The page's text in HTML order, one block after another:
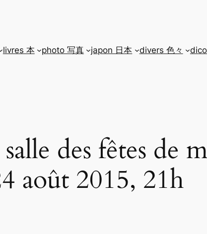
livres 本 photo 写真 japon 日本 divers 色々
des fêtes de
août 2015, 21h